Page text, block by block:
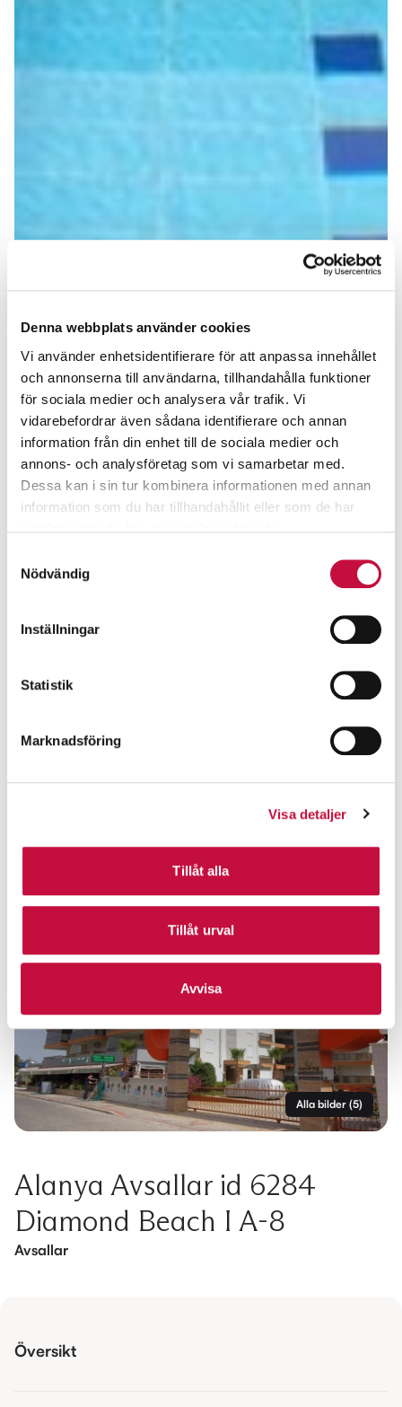
Denna webbplats använder cookies
Vi använder enhetsidentifierare för att anpassa innehållet
och annonserna till användarna, tillhandahålla funktioner
för sociala medier och analysera vår trafik. Vi
vidarebefordrar även sådana identifierare och annan
information från din enhet till de sociala medier och
annons- och analysföretag som vi samarbetar med.
Dessa kan i sin tur kombinera informationen med annan
information som du har tillhandahållit eller som de har
Nödvändig
Inställningar
Statistik
Marknadsföring
Visa detaljer
Tillåt alla
Tillåt urval
Avvisa
Alla bilder (5)
Alanya Avsallar id 6284
Diamond Beach I A-8
Avsallar
Översikt